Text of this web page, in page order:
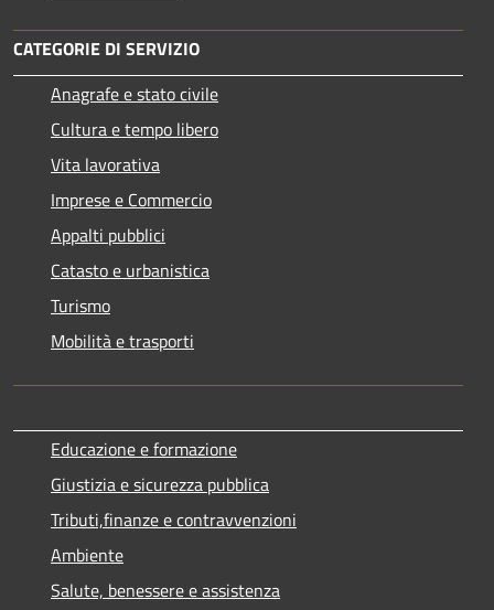
CATEGORIE DI SERVIZIO
Anagrafe e stato civile
Cultura e tempo libero
Vita lavorativa
Imprese e Commercio
Appalti pubblici
Catasto e urbanistica
Turismo
Mobilità e trasporti
Educazione e formazione
Giustizia e sicurezza pubblica
Tributi,finanze e contravvenzioni
Ambiente
Salute, benessere e assistenza